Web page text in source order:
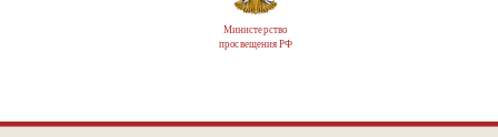
Министерство
просвещения РФ